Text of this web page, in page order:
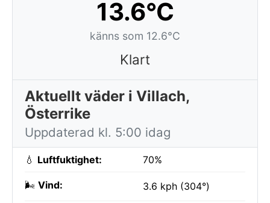
13.6°C
känns som 12.6°C
Klart
Aktuellt väder i Villach,
Österrike
Uppdaterad kl. 5:00 idag
💧 Luftfuktighet: 70%
🌬️ Vind: 3.6 kph (304°)